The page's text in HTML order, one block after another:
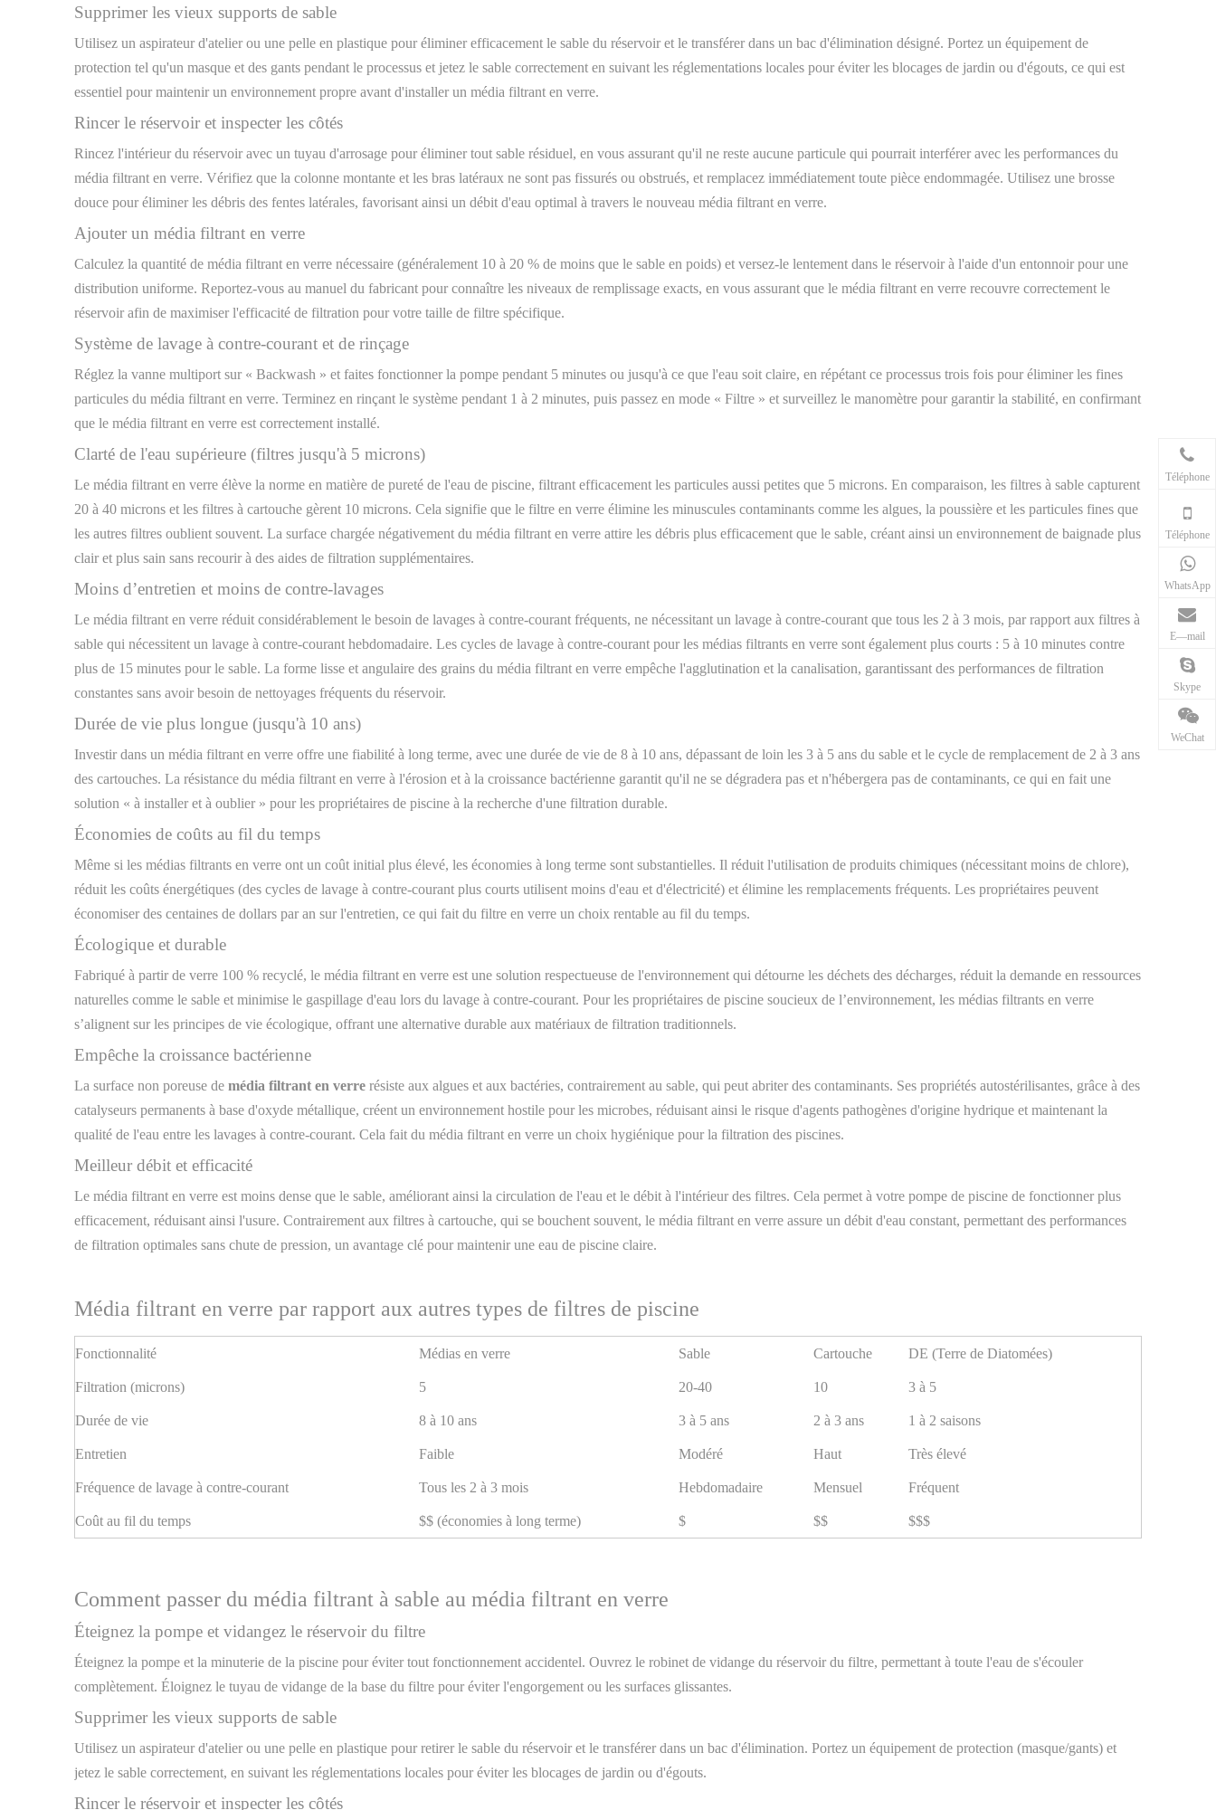
Supprimer les vieux supports de sable
Utilisez un aspirateur d'atelier ou une pelle en plastique pour éliminer efficacement le sable du réservoir et le transférer dans un bac d'élimination désigné. Portez un équipement de
protection tel qu'un masque et des gants pendant le processus et jetez le sable correctement en suivant les réglementations locales pour éviter les blocages de jardin ou d'égouts, ce qui est
essentiel pour maintenir un environnement propre avant d'installer un média filtrant en verre.
Rincer le réservoir et inspecter les côtés
Rincez l'intérieur du réservoir avec un tuyau d'arrosage pour éliminer tout sable résiduel, en vous assurant qu'il ne reste aucune particule qui pourrait interférer avec les performances du
média filtrant en verre. Vérifiez que la colonne montante et les bras latéraux ne sont pas fissurés ou obstrués, et remplacez immédiatement toute pièce endommagée. Utilisez une brosse
douce pour éliminer les débris des fentes latérales, favorisant ainsi un débit d'eau optimal à travers le nouveau média filtrant en verre.
Ajouter un média filtrant en verre
Calculez la quantité de média filtrant en verre nécessaire (généralement 10 à 20 % de moins que le sable en poids) et versez-le lentement dans le réservoir à l'aide d'un entonnoir pour une
distribution uniforme. Reportez-vous au manuel du fabricant pour connaître les niveaux de remplissage exacts, en vous assurant que le média filtrant en verre recouvre correctement le
réservoir afin de maximiser l'efficacité de filtration pour votre taille de filtre spécifique.
Système de lavage à contre-courant et de rinçage
Réglez la vanne multiport sur « Backwash » et faites fonctionner la pompe pendant 5 minutes ou jusqu'à ce que l'eau soit claire, en répétant ce processus trois fois pour éliminer les fines
particules du média filtrant en verre. Terminez en rinçant le système pendant 1 à 2 minutes, puis passez en mode « Filtre » et surveillez le manomètre pour garantir la stabilité, en confirmant
que le média filtrant en verre est correctement installé.
Clarté de l'eau supérieure (filtres jusqu'à 5 microns)
Le média filtrant en verre élève la norme en matière de pureté de l'eau de piscine, filtrant efficacement les particules aussi petites que 5 microns. En comparaison, les filtres à sable capturent
20 à 40 microns et les filtres à cartouche gèrent 10 microns. Cela signifie que le filtre en verre élimine les minuscules contaminants comme les algues, la poussière et les particules fines que
les autres filtres oublient souvent. La surface chargée négativement du média filtrant en verre attire les débris plus efficacement que le sable, créant ainsi un environnement de baignade plus
clair et plus sain sans recourir à des aides de filtration supplémentaires.
Moins d’entretien et moins de contre-lavages
Le média filtrant en verre réduit considérablement le besoin de lavages à contre-courant fréquents, ne nécessitant un lavage à contre-courant que tous les 2 à 3 mois, par rapport aux filtres à
sable qui nécessitent un lavage à contre-courant hebdomadaire. Les cycles de lavage à contre-courant pour les médias filtrants en verre sont également plus courts : 5 à 10 minutes contre
plus de 15 minutes pour le sable. La forme lisse et angulaire des grains du média filtrant en verre empêche l'agglutination et la canalisation, garantissant des performances de filtration
constantes sans avoir besoin de nettoyages fréquents du réservoir.
Durée de vie plus longue (jusqu'à 10 ans)
Investir dans un média filtrant en verre offre une fiabilité à long terme, avec une durée de vie de 8 à 10 ans, dépassant de loin les 3 à 5 ans du sable et le cycle de remplacement de 2 à 3 ans
des cartouches. La résistance du média filtrant en verre à l'érosion et à la croissance bactérienne garantit qu'il ne se dégradera pas et n'hébergera pas de contaminants, ce qui en fait une
solution « à installer et à oublier » pour les propriétaires de piscine à la recherche d'une filtration durable.
Économies de coûts au fil du temps
Même si les médias filtrants en verre ont un coût initial plus élevé, les économies à long terme sont substantielles. Il réduit l'utilisation de produits chimiques (nécessitant moins de chlore),
réduit les coûts énergétiques (des cycles de lavage à contre-courant plus courts utilisent moins d'eau et d'électricité) et élimine les remplacements fréquents. Les propriétaires peuvent
économiser des centaines de dollars par an sur l'entretien, ce qui fait du filtre en verre un choix rentable au fil du temps.
Écologique et durable
Fabriqué à partir de verre 100 % recyclé, le média filtrant en verre est une solution respectueuse de l'environnement qui détourne les déchets des décharges, réduit la demande en ressources
naturelles comme le sable et minimise le gaspillage d'eau lors du lavage à contre-courant. Pour les propriétaires de piscine soucieux de l’environnement, les médias filtrants en verre
s’alignent sur les principes de vie écologique, offrant une alternative durable aux matériaux de filtration traditionnels.
Empêche la croissance bactérienne
La surface non poreuse de média filtrant en verre résiste aux algues et aux bactéries, contrairement au sable, qui peut abriter des contaminants. Ses propriétés autostérilisantes, grâce à des
catalyseurs permanents à base d'oxyde métallique, créent un environnement hostile pour les microbes, réduisant ainsi le risque d'agents pathogènes d'origine hydrique et maintenant la
qualité de l'eau entre les lavages à contre-courant. Cela fait du média filtrant en verre un choix hygiénique pour la filtration des piscines.
Meilleur débit et efficacité
Le média filtrant en verre est moins dense que le sable, améliorant ainsi la circulation de l'eau et le débit à l'intérieur des filtres. Cela permet à votre pompe de piscine de fonctionner plus
efficacement, réduisant ainsi l'usure. Contrairement aux filtres à cartouche, qui se bouchent souvent, le média filtrant en verre assure un débit d'eau constant, permettant des performances
de filtration optimales sans chute de pression, un avantage clé pour maintenir une eau de piscine claire.
Média filtrant en verre par rapport aux autres types de filtres de piscine
Fonctionnalité Médias en verre Sable Cartouche DE (Terre de Diatomées)
Filtration (microns) 5 20-40 10 3 à 5
Durée de vie 8 à 10 ans 3 à 5 ans 2 à 3 ans 1 à 2 saisons
Entretien Faible Modéré Haut Très élevé
Fréquence de lavage à contre-courant Tous les 2 à 3 mois Hebdomadaire Mensuel Fréquent
Coût au fil du temps $$ (économies à long terme) $ $$ $$$
Comment passer du média filtrant à sable au média filtrant en verre
Éteignez la pompe et vidangez le réservoir du filtre
Éteignez la pompe et la minuterie de la piscine pour éviter tout fonctionnement accidentel. Ouvrez le robinet de vidange du réservoir du filtre, permettant à toute l'eau de s'écouler
complètement. Éloignez le tuyau de vidange de la base du filtre pour éviter l'engorgement ou les surfaces glissantes.
Supprimer les vieux supports de sable
Utilisez un aspirateur d'atelier ou une pelle en plastique pour retirer le sable du réservoir et le transférer dans un bac d'élimination. Portez un équipement de protection (masque/gants) et
jetez le sable correctement, en suivant les réglementations locales pour éviter les blocages de jardin ou d'égouts.
Rincer le réservoir et inspecter les côtés
Téléphone
Téléphone
WhatsApp
E—mail
Skype
WeChat